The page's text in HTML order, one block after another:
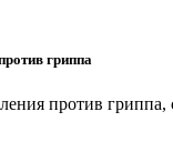
гриппа
против